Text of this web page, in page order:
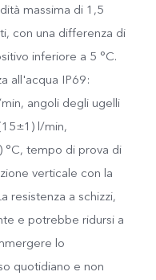
massima di 1,5
con una differenza di
inferiore a 5 °C.
all'acqua IP69:
angoli degli ugelli
l/min,
tempo di prova di
verticale con la
resistenza a schizzi,
e potrebbe ridursi a
lo
quotidiano e non